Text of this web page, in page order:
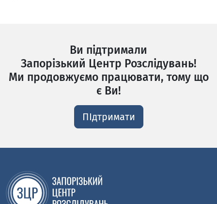
Ви підтримали
Запорізький Центр Розслідувань!
Ми продовжуємо працювати, тому що
є Ви!
ПІдтримати